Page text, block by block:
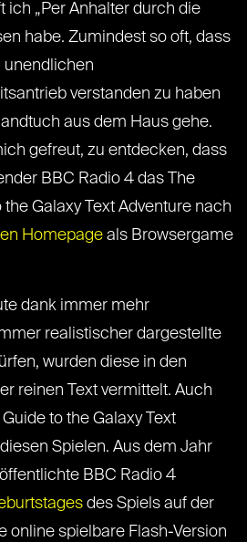
ich „Per Anhalter durch die
habe. Zumindest so oft, dass
unendlichen
verstanden zu haben
aus dem Haus gehe.
gefreut, zu entdecken, dass
BBC Radio 4 das The
the Galaxy Text Adventure nach
Homepage als Browsergame
dank immer mehr
realistischer dargestellte
wurden diese in den
reinen Text vermittelt. Auch
to the Galaxy Text
Spielen. Aus dem Jahr
BBC Radio 4
des Spiels auf der
online spielbare Flash-Version